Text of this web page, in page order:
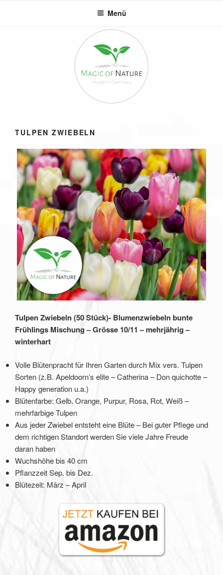
Menü
TULPEN ZWIEBELN
Tulpen Zwiebeln (50 Stück)- Blumenzwiebeln bunte
Frühlings Mischung – Grösse 10/11 – mehrjährig –
winterhart
Volle Blütenpracht für Ihren Garten durch Mix vers. Tulpen
Sorten (z.B. Apeldoorn’s elite – Catherina – Don quichotte –
Happy generation u.a.)
Blütenfarbe: Gelb, Orange, Purpur, Rosa, Rot, Weiß –
mehrfarbige Tulpen
Aus jeder Zwiebel entsteht eine Blüte – Bei guter Pflege und
dem richtigen Standort werden Sie viele Jahre Freude
daran haben
Wuchshöhe bis 40 cm
Pflanzzeit Sep. bis Dez.
Blütezeit: März – April